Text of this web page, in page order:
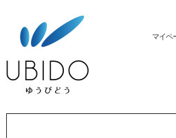
マイペ